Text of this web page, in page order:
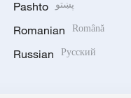
Pashto پښتو
Romanian Română
Russian Русский